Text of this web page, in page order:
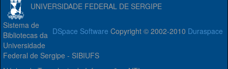
UNIVERSIDADE FEDERAL DE SERGIPE
DSpace Software Copyright © 2002-2010 Duraspace
Sistema de
Bibliotecas da
Universidade
Federal de Sergipe - SIBIUFS